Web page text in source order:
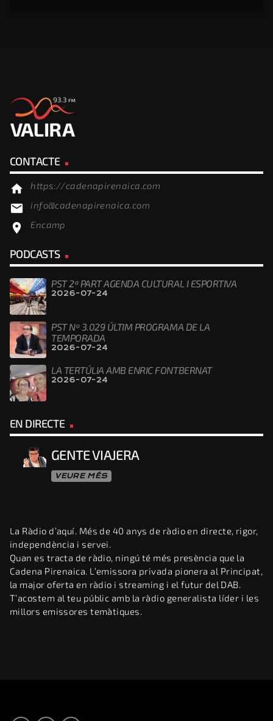
CONTACTE
home https://cadenapirenaica.com
email info@cadenapirenaica.com
location_on Encamp
PODCASTS
PST 2ª PART AGENDA CULTURAL I ESPORTIVA
2026-07-24
PST Nº 3.029 ÚLTIM PROGRAMA DE LA
TEMPORADA
2026-07-24
LA TERTÚLIA AMB ENRIC FONTBERNAT
2026-07-24
EN DIRECTE
GENTE VIAJERA
VEURE MÉS
La Ràdio d’aquí. Més de 40 anys de ràdio en directe, rigor,
independència i servei.
Quan es tracta de ràdio, ningú té més presència que la
Cadena Pirenaica. L’emissora privada pionera al Principat,
la major oferta en ràdio i streaming i el futur del DAB.
T’acostem al teu públic amb la ràdio generalista líder i les
millors emissores temàtiques.